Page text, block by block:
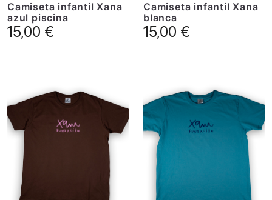
Camiseta infantil Xana
azul piscina
15,00 €
Camiseta infantil Xana
blanca
15,00 €